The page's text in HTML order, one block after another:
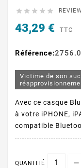
    
43,29 € TTC
Référence:
Victime de son
Avec ce casque
à votre iPHONE,
compatible
QUANTITÉ